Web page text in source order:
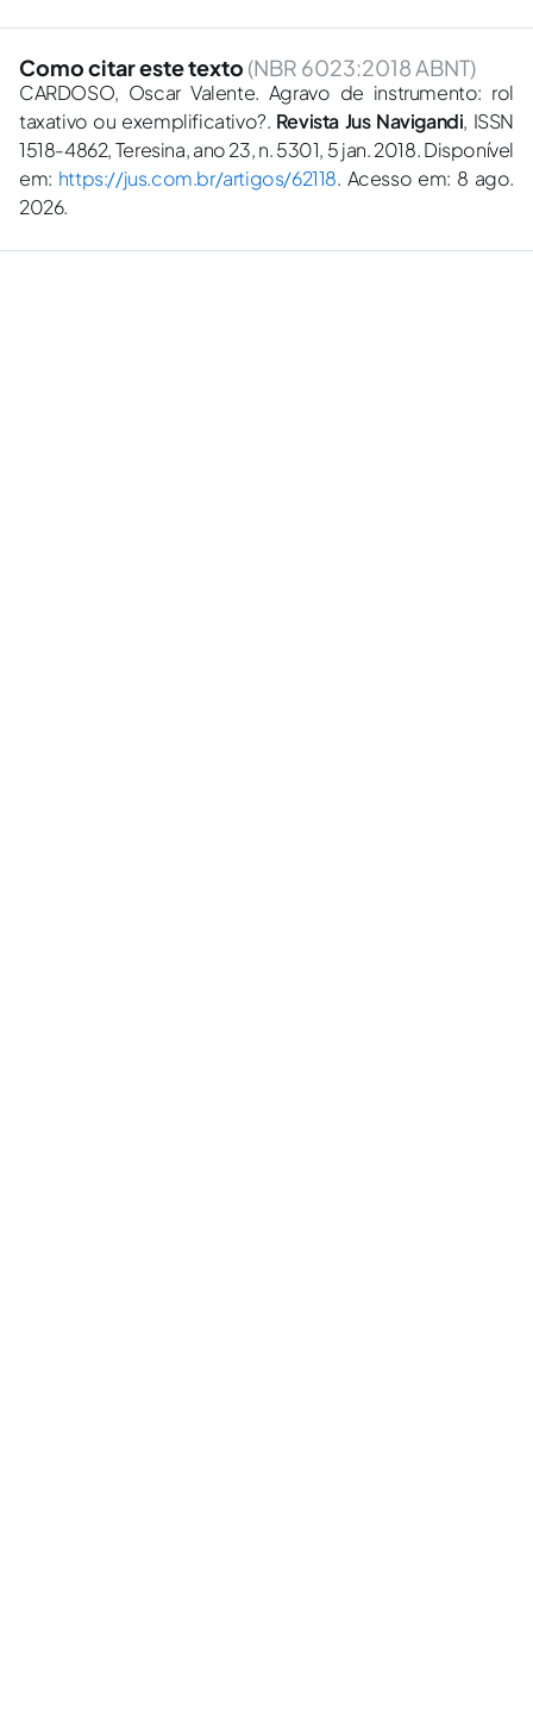
Como citar este texto (NBR 6023:2018 ABNT)
CARDOSO, Oscar Valente. Agravo de instrumento: rol
taxativo ou exemplificativo?. Revista Jus Navigandi, ISSN
1518-4862, Teresina, ano 23, n. 5301, 5 jan. 2018. Disponível
em: https://jus.com.br/artigos/62118. Acesso em: 8 ago.
2026.